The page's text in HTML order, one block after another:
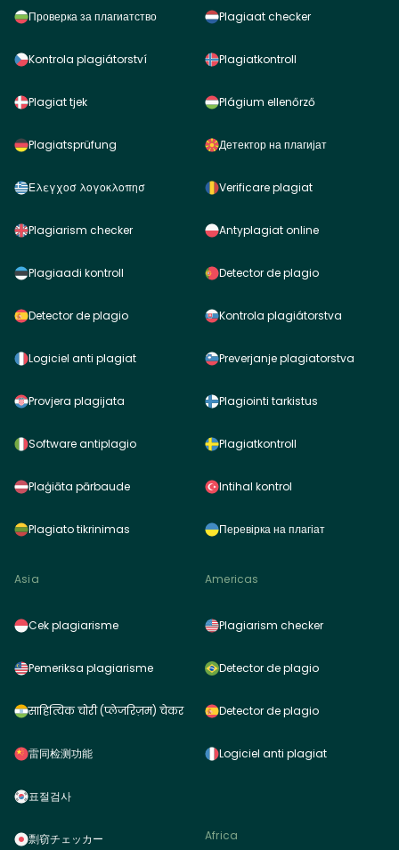
Проверка за плагиатство
Kontrola plagiátorství
Plagiat tjek
Plagiatsprüfung
Ελεγχοσ λογοκλοπησ
Plagiarism checker
Plagiaadi kontroll
Detector de plagio
Logiciel anti plagiat
Provjera plagijata
Software antiplagio
Plaģiāta pārbaude
Plagiato tikrinimas
Plagiaat checker
Plagiatkontroll
Plágium ellenőrző
Детектор на плагијат
Verificare plagiat
Antyplagiat online
Detector de plagio
Kontrola plagiátorstva
Preverjanje plagiatorstva
Plagiointi tarkistus
Plagiatkontroll
Intihal kontrol
Перевірка на плагіат
Asia
Cek plagiarisme
Pemeriksa plagiarisme
साहित्यिक चोरी (प्लेजरिज़म) चेकर
雷同检测功能
표절검사
剽窃チェッカー
Americas
Plagiarism checker
Detector de plagio
Detector de plagio
Logiciel anti plagiat
Africa